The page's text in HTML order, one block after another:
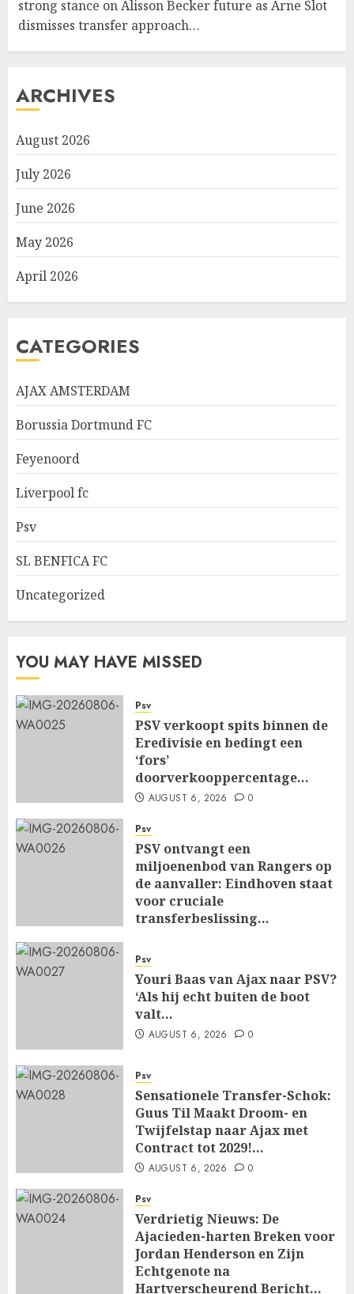
strong stance on Alisson Becker future as Arne Slot
dismisses transfer approach…
ARCHIVES
August 2026
July 2026
June 2026
May 2026
April 2026
CATEGORIES
AJAX AMSTERDAM
Borussia Dortmund FC
Feyenoord
Liverpool fc
Psv
SL BENFICA FC
Uncategorized
YOU MAY HAVE MISSED
Psv
PSV verkoopt spits binnen de
Eredivisie en bedingt een
‘fors’
doorverkooppercentage…
AUGUST 6, 2026 0
Psv
PSV ontvangt een
miljoenenbod van Rangers op
de aanvaller: Eindhoven staat
voor cruciale
transferbeslissing…
Psv
Youri Baas van Ajax naar PSV?
‘Als hij echt buiten de boot
valt…
AUGUST 6, 2026 0
Psv
Sensationele Transfer-Schok:
Guus Til Maakt Droom- en
Twijfelstap naar Ajax met
Contract tot 2029!…
AUGUST 6, 2026 0
Psv
Verdrietig Nieuws: De
Ajacieden-harten Breken voor
Jordan Henderson en Zijn
Echtgenote na
Hartverscheurend Bericht…